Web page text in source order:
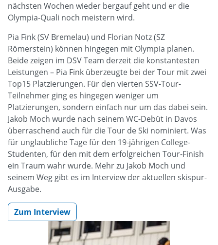
nächsten Wochen wieder bergauf geht und er die
Olympia-Quali noch meistern wird.
Pia Fink (SV Bremelau) und Florian Notz (SZ
Römerstein) können hingegen mit Olympia planen.
Beide zeigen im DSV Team derzeit die konstantesten
Leistungen – Pia Fink überzeugte bei der Tour mit zwei
Top15 Platzierungen. Für den vierten SSV-Tour-
Teilnehmer ging es hingegen weniger um
Platzierungen, sondern einfach nur um das dabei sein.
Jakob Moch wurde nach seinem WC-Debüt in Davos
überraschend auch für die Tour de Ski nominiert. Was
für unglaubliche Tage für den 19-jährigen College-
Studenten, für den mit dem erfolgreichen Tour-Finish
ein Traum wahr wurde. Mehr zu Jakob Moch und
seinem Weg gibt es im Interview der aktuellen skispur-
Ausgabe.
Zum Interview